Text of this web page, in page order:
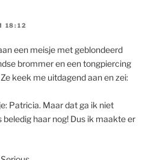
18:12
een meisje met geblondeerd
brommer en een tongpiercing
keek me uitdagend aan en zei:
Patricia. Maar dat ga ik niet
beledig haar nog! Dus ik maakte er